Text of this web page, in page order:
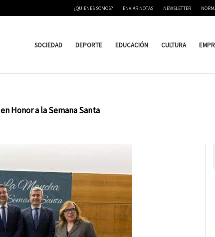
¿QUIENES SOMOS? ENVIAR NOTAS NEWSLETTER
SOCIEDAD DEPORTE EDUCACIÓN CULTURA
Honor a la Semana Santa